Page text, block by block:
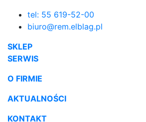
tel: 55 619-52-00
biuro@rem.elblag.pl
SKLEP
SERWIS
O FIRMIE
AKTUALNOŚCI
KONTAKT